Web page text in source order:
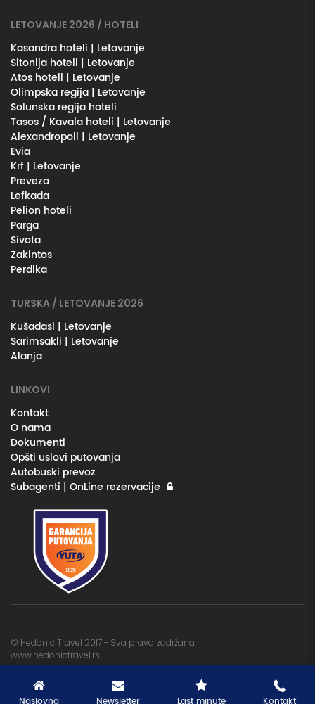
LETOVANJE 2026 / HOTELI
Kasandra hoteli | Letovanje
Sitonija hoteli | Letovanje
Atos hoteli | Letovanje
Olimpska regija | Letovanje
Solunska regija hoteli
Tasos / Kavala hoteli | Letovanje
Alexandropoli | Letovanje
Evia
Krf | Letovanje
Preveza
Lefkada
Pelion hoteli
Parga
Sivota
Zakintos
Perdika
TURSKA / LETOVANJE 2026
Kušadasi | Letovanje
Sarimsakli | Letovanje
Alanja
LINKOVI
Kontakt
O nama
Dokumenti
Opšti uslovi putovanja
Autobuski prevoz
Subagenti | OnLine rezervacije
© Hedonic Travel 2017 - Sva prava zadržana
www.hedonictravel.rs